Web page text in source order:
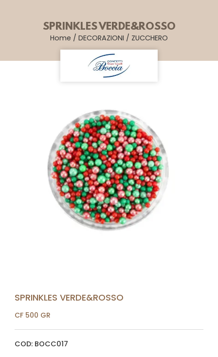
SPRINKLES VERDE&ROSSO
Home / DECORAZIONI / ZUCCHERO
SPRINKLES VERDE&ROSSO
CF 500 GR
COD: BOCC017